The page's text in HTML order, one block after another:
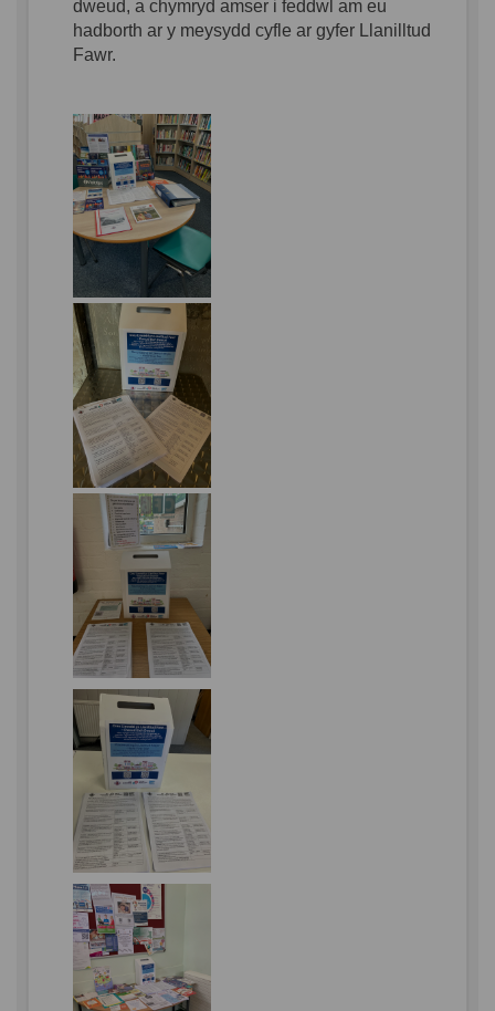
dweud, a chymryd amser i feddwl am eu
hadborth ar y meysydd cyfle ar gyfer Llanilltud
Fawr.